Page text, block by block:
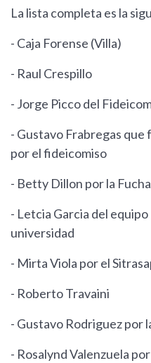
La lista completa es la
- Caja Forense (Villa)
- Raul Crespillo
- Jorge Picco del
- Gustavo Frabregas
por el fideicomiso
- Betty Dillon por la
- Letcia Garcia del
universidad
- Mirta Viola por el
- Roberto Travaini
- Gustavo Rodriguez por
- Rosalynd Valenzuela